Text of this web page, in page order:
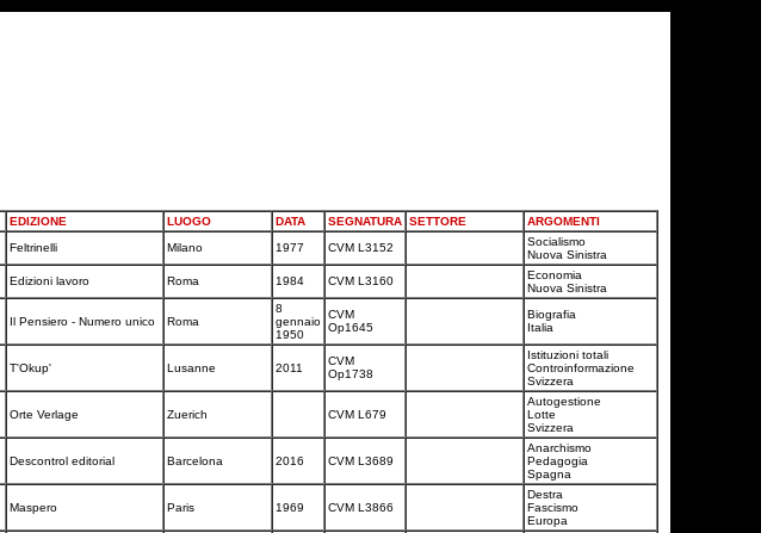
EDIZIONE LUOGO DATA SEGNATURA SETTORE
ARGOMENTI
Feltrinelli Milano 1977 CVM L3152
Socialismo
Nuova Sinistra
Edizioni lavoro Roma 1984 CVM L3160
Economia
Nuova Sinistra
Il Pensiero - Numero unico Roma
8
gennaio
1950
CVM
Op1645
Biografia
Italia
T'Okup' Lusanne 2011
CVM
Op1738
Istituzioni totali
Controinformazione
Svizzera
Orte Verlage Zuerich CVM L679
Autogestione
Lotte
Svizzera
Descontrol editorial Barcelona 2016 CVM L3689
Anarchismo
Pedagogia
Spagna
Maspero Paris 1969 CVM L3866
Destra
Fascismo
Europa